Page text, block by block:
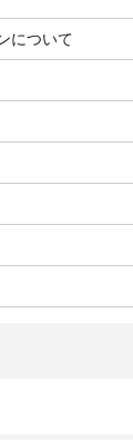
について